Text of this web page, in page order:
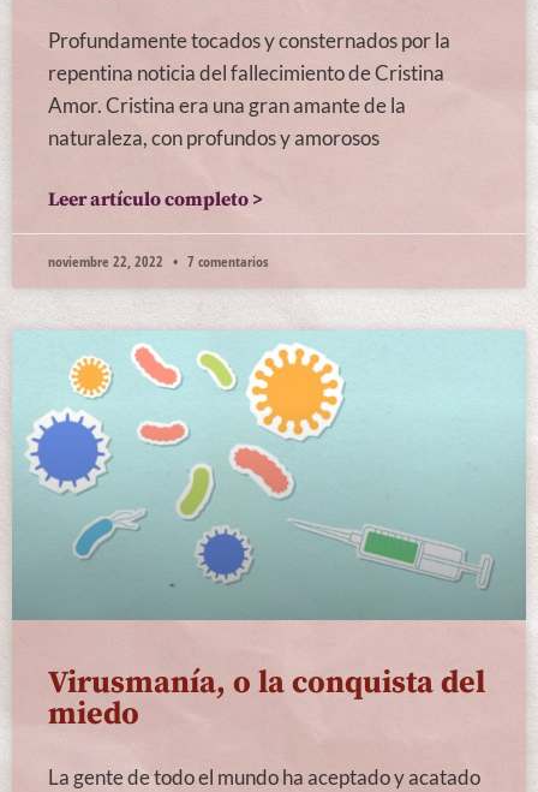
Profundamente tocados y consternados por la
repentina noticia del fallecimiento de Cristina
Amor. Cristina era una gran amante de la
naturaleza, con profundos y amorosos
Leer artículo completo >
noviembre 22, 2022 7 comentarios
Virusmanía, o la conquista del
miedo
La gente de todo el mundo ha aceptado y acatado